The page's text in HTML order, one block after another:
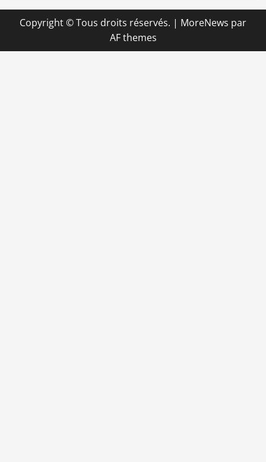
Copyright © Tous droits réservés. | MoreNews par
AF themes